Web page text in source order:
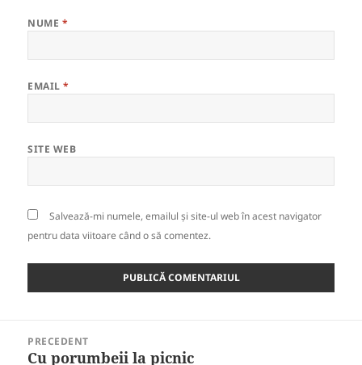
NUME *
EMAIL*
SITE WEB
Salvează-mi numele, emailul și site-ul web în acest navigator
pentru data viitoare când o să comentez.
PRECEDENT
Articolul
Cu porumbeii la picnic